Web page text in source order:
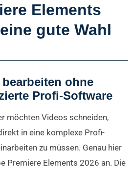
Elements
gute Wahl
ohne
Profi-Software
möchten Videos schneiden,
in eine komplexe Profi-
zu müssen. Genau hier
Premiere Elements 2026 an. Die